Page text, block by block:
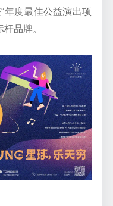
“年度最佳公益演出项
品牌。